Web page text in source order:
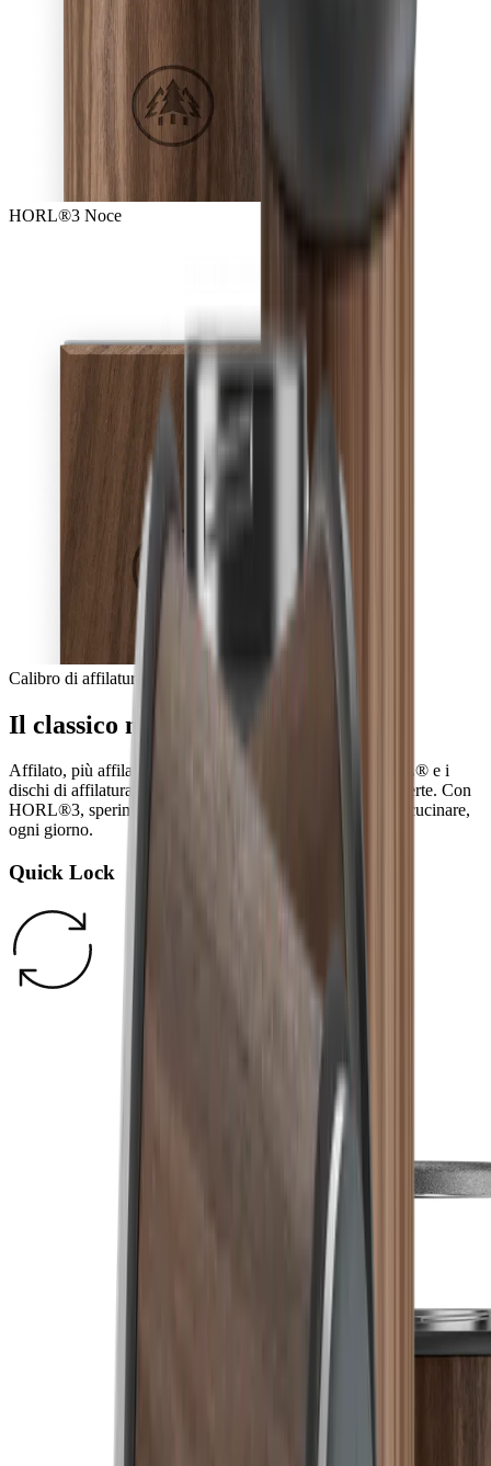
HORL®3 Noce
Calibro di affilatura
Il classico nella perfezione
Affilato, più affilato, a specchio: con il Quick Lock HORL® e i
dischi di affilatura intercambiabili, tutte le opzioni sono aperte. Con
HORL®3, sperimentate la piena flessibilità e il piacere di cucinare,
ogni giorno.
Quick Lock